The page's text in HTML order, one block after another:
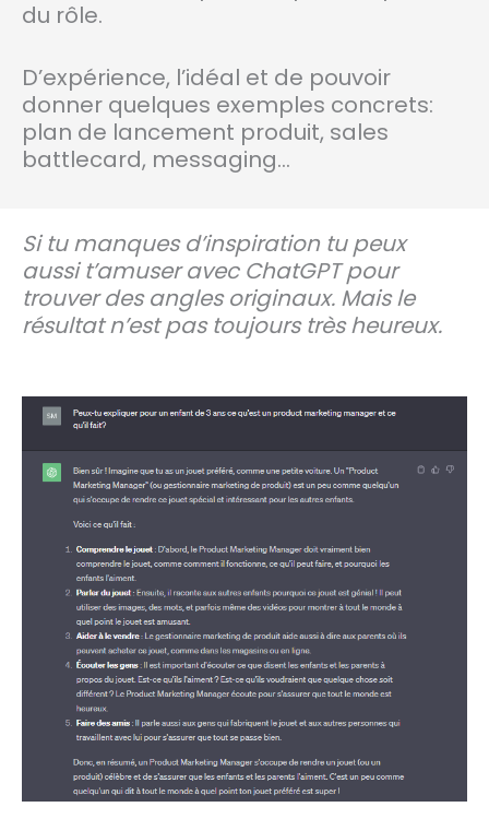
du rôle.
D’expérience, l’idéal et de pouvoir
donner quelques exemples concrets:
plan de lancement produit, sales
battlecard, messaging…
Si tu manques d’inspiration tu peux
aussi t’amuser avec ChatGPT pour
trouver des angles originaux. Mais le
résultat n’est pas toujours très heureux.